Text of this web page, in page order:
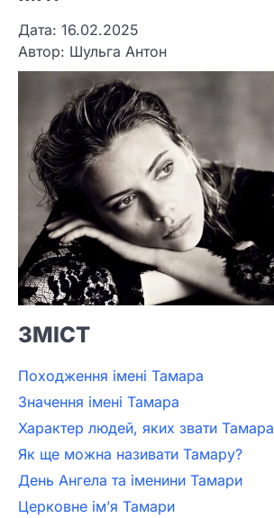
Дата: 16.02.2025
Автор: Шульга Антон
ЗМІСТ
Походження імені Тамара
Значення імені Тамара
Характер людей, яких звати Тамара
Як ще можна називати Тамару?
День Ангела та іменини Тамари
Церковне ім’я Тамари